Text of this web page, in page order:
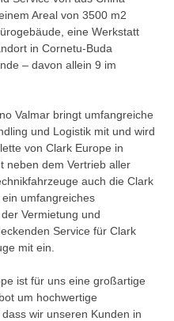
Areal von 3500 m2
eine Werkstatt
in Cornetu-Buda
– davon allein 9 im
Valmar bringt umfangreiche
und Logistik mit und wird
von Clark Europe in
neben dem Vertrieb aller
auch die Clark
umfangreiches
Vermietung und
Service für Clark
mit ein.
ist für uns eine großartige
um hochwertige
wir unseren Kunden in